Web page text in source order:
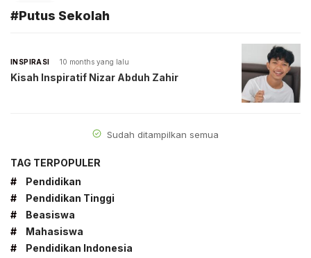
#Putus Sekolah
INSPIRASI 10 months yang lalu
Kisah Inspiratif Nizar Abduh Zahir
Sudah ditampilkan semua
TAG TERPOPULER
#
Pendidikan
#
Pendidikan Tinggi
#
Beasiswa
#
Mahasiswa
#
Pendidikan Indonesia